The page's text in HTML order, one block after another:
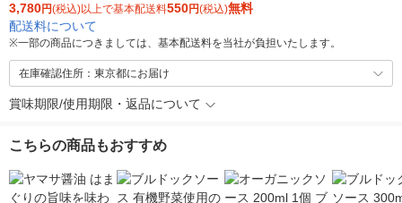
3,780円(税込)以上で基本配送料550円(税込)無料
配送料について
※一部の商品につきましては、基本配送料を当社が負担いたします。
在庫確認住所：東京都にお届け
賞味期限/使用期限・返品について
こちらの商品もおすすめ